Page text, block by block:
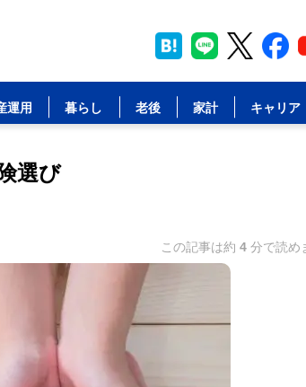
運用 暮らし 老後 家計 キャリア
選び
この記事は約 4 分で読め